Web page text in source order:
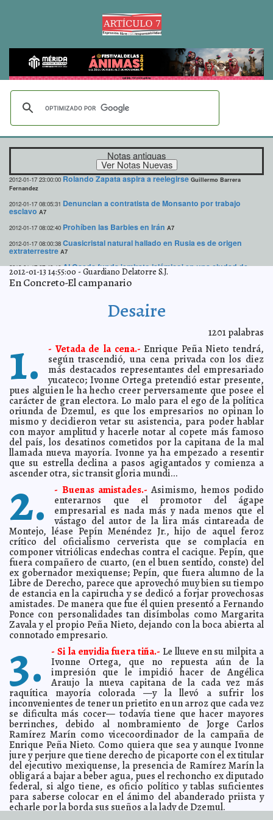
Notas antiguas
2012-01-17 23:00:00 Rolando Zapata aspira a reelegirse Guillermo Barrera
Fernandez
2012-01-17 08:05:31 Denuncian a contratista de Monsanto por trabajo
esclavo A7
2012-01-17 08:02:40 Prohíben las Barbies en Irán A7
2012-01-17 08:00:38 Cuasicristal natural hallado en Rusia es de origen
extraterrestre A7
2012-01-17 07:49:16 Al Qaeda funda 'emirato islámico' en una ciudad de
Yemen A7
En cómics las vidas de Steve Jobs y Bill Gates
Meryl Streep y George Clooney triunfan en los Globos
Lois Izquierdo
2012-01-16 10:58:20 Republicano Huntsman abandona la carrera por la
candidatura presidencial A7
2012-01-16 10:50:07 «Debemos asegurar la existencia de nuestra gente y un
futuro para los niños blancos» A7
2012-01-16 10:02:06 Destruyen el barrio de San Sebastian Lois Izquierdo
2012-01-16 09:57:10 Beyoncé y su mamá diseñan camiseta para la
reelección de Obama A7
2012-01-16 09:54:19 Cierran Senado de Brasil por ratas A7
2012-01-16 09:54:10 Enfrentamiento de derechos en disputa motiva
preocupación por libertad de expresión Guillermo Barrera Fernandez
2012-01-16 09:49:09 Afganistán: juzgan a marine que causó suicidio de un
2012-01-16 09:16:25 Próxima inauguración de espacio cultural comunitario
en OxkutzcabGuillermo Barrera Fernandez
2012-01-16 08:31:27 Entrega FONHAPO 216 casas en Mérida Guillermo Barrera
Fernandez
2012-01-15 23:00:00 Alimentación humana y civilización Franz de J. Fortuny Loret
de Mola
2012-01-15 10:21:26 Tragedia: naufragan en la orilla A7
2012-01-15 10:18:01 Presentan a Benedicto un cocodrilo cubano A7
2012-01-15 10:15:20 El candidato mortadela A7
2012-01-15 10:11:41 Las gordas tienen másA7
2012-01-15 10:00:01 Identifican a marines que profanaron cadáveres en
Afganistán
2012-01-15 09:56:49 Una espada atraviesa a Dilma A7
2012-01-15 07:11:38 Irán, a punto de provocar Tercera Guerra Mundial A7
2012-01-15 07:05:04 Seria amenaza a la salud animal en Europa A7
2012-01-14 12:52:21 Mitt Romney tiene raíces mexicanas A7
2012-01-14 12:45:29 Más panistas dan su respaldo a Luis Canto A7
2012-01-14 12:40:45 Turquía pide 22 años de cárcel para Sarah Ferguson A7
2012-01-14 12:36:37 Mal manejo de las finanzas de Mérida, denuncia
regidores panistas A7
2012-01-14 12:11:28 El orgasmo femenino es terapéutico A7
2012-01-14 12:07:51 Faltan cinco minutos para el Apocalipsis A7
2012-01-14 11:50:41 Desarrollan célula solar con 114% de eficiencia
2012-01-13 14:55:00 -Guardiano Delatorre S.J.
En Concreto-El campanario
Desaire
1201palabras
1. - Vetada de la cena.- Enrique Peña Nieto tendrá,
según trascendió, una cena privada con los diez
más destacados representantes del empresariado
yucateco; Ivonne Ortega pretendió estar presente,
pues alguien le ha hecho creer perversamente que posee el
carácter de gran electora. Lo malo para el ego de la política
oriunda de Dzemul, es que los empresarios no opinan lo
mismo y decidieron vetar su asistencia, para poder hablar
con mayor amplitud y hacerle notar al copete más famoso
del país, los desatinos cometidos por la capitana de la mal
llamada nueva mayoría. Ivonne ya ha empezado a resentir
que su estrella declina a pasos agigantados y comienza a
ascender otra, sic transit gloria mundi...
2. - Buenas amistades.- Asimismo, hemos podido
enterarnos que el promotor del ágape
empresarial es nada más y nada menos que el
vástago del autor de la lira más cintareada de
Montejo, léase Pepín Menéndez Jr., hijo de aquel feroz
crítico del oficialismo cerverista que se complacía en
componer vitriólicas endechas contra el cacique. Pepín, que
fuera compañero de cuarto, (en el buen sentido, conste) del
ex gobernador mexiquense; Pepín, que fuera alumno de la
Libre de Derecho, parece que aprovechó muy bien su tiempo
de estancia en la capirucha y se dedicó a forjar provechosas
amistades. De manera que fue él quien presentó a Fernando
Ponce con personalidades tan disímbolas como Margarita
Zavala y el propio Peña Nieto, dejando con la boca abierta al
connotado empresario.
3. - Si la envidia fuera tiña.- Le llueve en su milpita a
Ivonne Ortega, que no repuesta aún de la
impresión que le impidió hacer de Angélica
Araujo la nueva capitana de la cada vez más
raquítica mayoría colorada —y la llevó a sufrir los
inconvenientes de tener un prietito en un arroz que cada vez
se dificulta más cocer— todavía tiene que hacer mayores
berrinches, debido al nombramiento de Jorge Carlos
Ramírez Marín como vicecoordinador de la campaña de
Enrique Peña Nieto. Como quiera que sea y aunque Ivonne
jure y perjure que tiene derecho de picaporte con el ex titular
del ejecutivo mexiquense, la presencia de Ramírez Marín la
obligará a bajar a beber agua, pues el rechoncho ex diputado
federal, si algo tiene, es oficio político y tablas suficientes
para saberse colocar en el ánimo del abanderado priista y
echarle por la borda sus sueños a la lady de Dzemul.